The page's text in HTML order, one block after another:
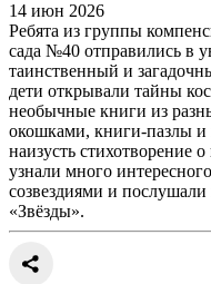
14 июн 2026
Ребята из группы
сада №40 отправились в
таинственный и
дети открывали тайны
необычные книги из
окошками, книги-пазлы и
наизусть стихотворение
узнали много
созвездиями и
«Звёзды».